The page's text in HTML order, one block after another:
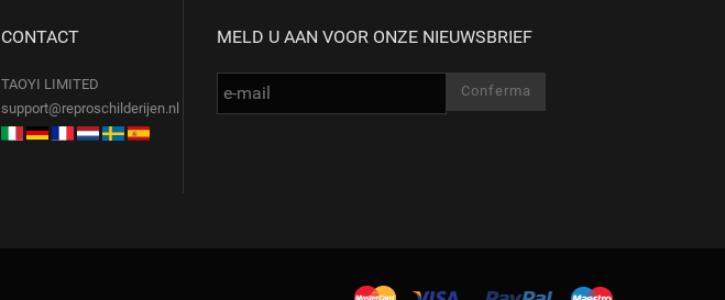
CONTACT
TAOYI LIMITED
support@reproschilderijen.nl
MELD U AAN VOOR ONZE NIEUWSBRIEF